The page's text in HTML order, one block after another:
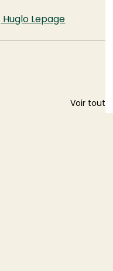
Lepage
Voir tout